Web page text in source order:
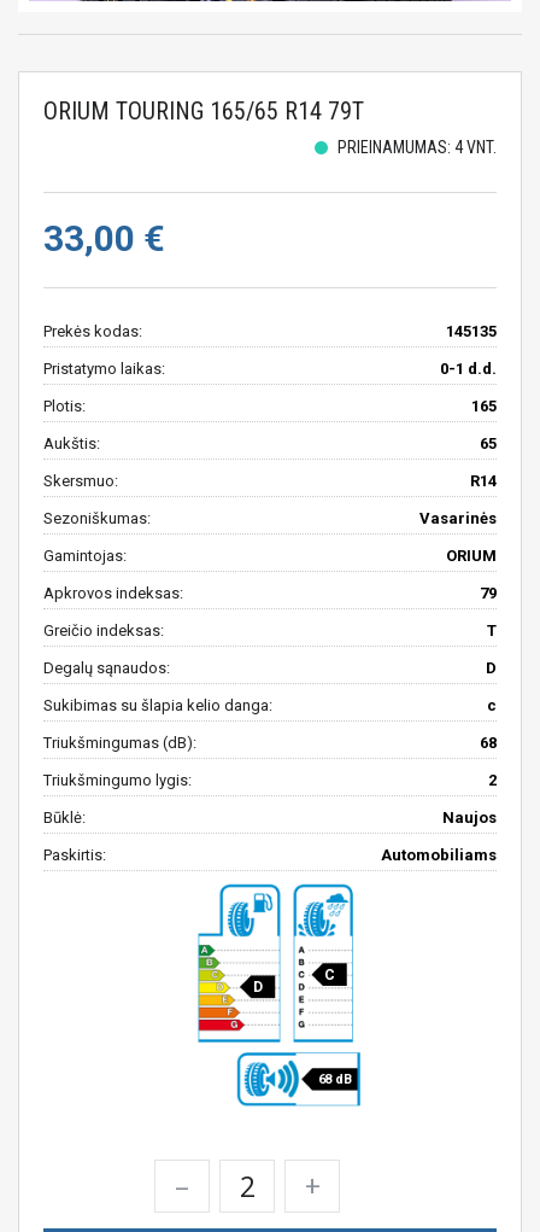
ORIUM TOURING 165/65 R14 79T
PRIEINAMUMAS: 4 VNT.
33,00 €
Prekės kodas: 145135
Pristatymo laikas: 0-1 d.d.
Plotis: 165
Aukštis: 65
Skersmuo: R14
Sezoniškumas: Vasarinės
Gamintojas: ORIUM
Apkrovos indeksas: 79
Greičio indeksas: T
Degalų sąnaudos: D
Sukibimas su šlapia kelio danga: c
Triukšmingumas (dB): 68
Triukšmingumo lygis: 2
Būklė: Naujos
Paskirtis: Automobiliams
D
C
68 dB
– +